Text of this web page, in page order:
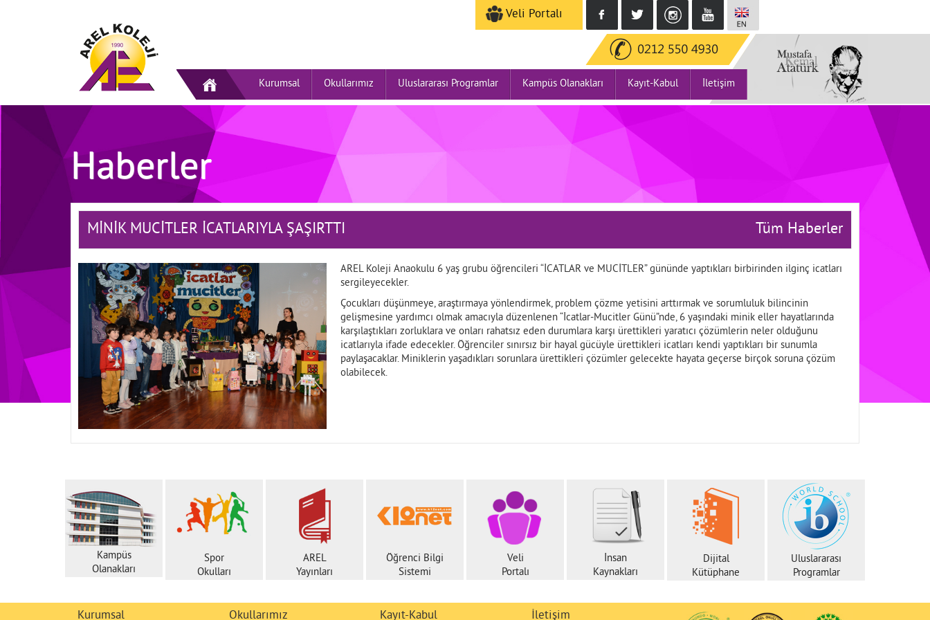
Veli Portalı
Kurumsal Okullarımız Uluslararası Programlar Kampüs Olanakları Kayıt-Kabul İletişim
Haberler
MİNİK MUCİTLER İCATLARIYLA ŞAŞIRTTI Tüm Haberler
AREL Koleji Anaokulu 6 yaş grubu öğrencileri “İCATLAR ve MUCİTLER” gününde yaptıkları birbirinden ilginç icatları
sergileyecekler.
Çocukları düşünmeye, araştırmaya yönlendirmek, problem çözme yetisini arttırmak ve sorumluluk bilincinin
gelişmesine yardımcı olmak amacıyla düzenlenen “İcatlar-Mucitler Günü”nde, 6 yaşındaki minik eller hayatlarında
karşılaştıkları zorluklara ve onları rahatsız eden durumlara karşı ürettikleri yaratıcı çözümlerin neler olduğunu
icatlarıyla ifade edecekler. Öğrenciler sınırsız bir hayal gücüyle ürettikleri icatları kendi yaptıkları bir sunumla
paylaşacaklar. Miniklerin yaşadıkları sorunlara ürettikleri çözümler gelecekte hayata geçerse birçok soruna çözüm
olabilecek.
Kampüs
Olanakları
Spor
Okulları
AREL
Yayınları
Öğrenci Bilgi
Sistemi
Veli
Portalı
İnsan
Kaynakları
Dijital
Kütüphane
Uluslararası
Programlar
Kurumsal Okullarımız Kayıt-Kabul İletişim